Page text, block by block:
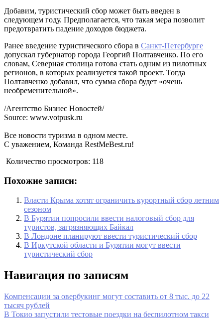
Добавим, туристический сбор может быть введен в
следующем году. Предполагается, что такая мера позволит
предотвратить падение доходов бюджета.
Ранее введение туристического сбора в Санкт-Петербурге
допускал губернатор города Георгий Полтавченко. По его
словам, Северная столица готова стать одним из пилотных
регионов, в которых реализуется такой проект. Тогда
Полтавченко добавил, что сумма сбора будет «очень
необременительной».
/Агентство Бизнес Новостей/
Source: www.votpusk.ru
Все новости туризма в одном месте.
С уважением, Команда RestMeBest.ru!
Количество просмотров: 118
Похожие записи:
Власти Крыма хотят ограничить курортный сбор летним
сезоном
В Бурятии попросили ввести налоговый сбор для
туристов, загрязняющих Байкал
В Лондоне планируют ввести туристический сбор
В Иркутской области и Бурятии могут ввести
туристический сбор
Навигация по записям
Компенсации за овербукинг могут составить от 8 тыс. до 22
тысяч рублей
В Токио запустили тестовые поездки на беспилотном такси